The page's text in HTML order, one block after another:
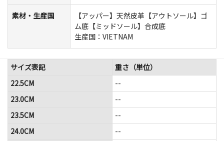
素材・生産国
【アッパー】天然皮革【アウトソール】ゴ
ム底【ミッドソール】合成底
生産国：VIETNAM
サイズ表記
重さ（単位）
22.5CM
--
23.0CM
--
23.5CM
--
24.0CM
--